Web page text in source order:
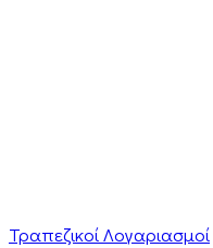
Τραπεζικοί Λογαριασμοί